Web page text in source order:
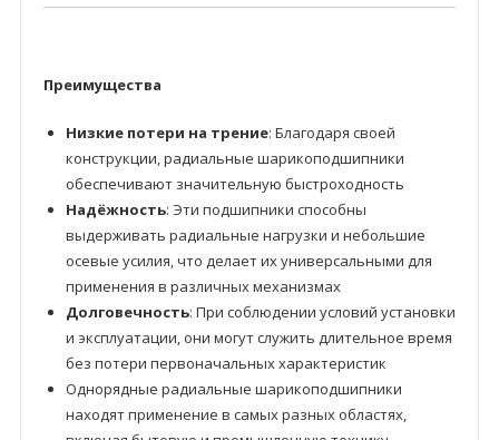
Преимущества
Низкие потери на трение: Благодаря своей
конструкции, радиальные шарикоподшипники
обеспечивают значительную быстроходность
Надёжность: Эти подшипники способны
выдерживать радиальные нагрузки и небольшие
осевые усилия, что делает их универсальными для
применения в различных механизмах
Долговечность: При соблюдении условий установки
и эксплуатации, они могут служить длительное время
без потери первоначальных характеристик
Однорядные радиальные шарикоподшипники
находят применение в самых разных областях,